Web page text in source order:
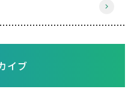
イブ